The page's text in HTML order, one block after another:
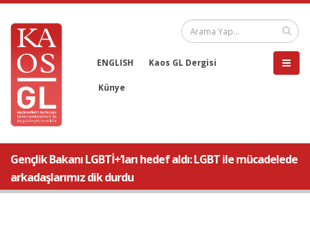
ENGLISH Kaos GL Dergisi
Künye
Gençlik Bakanı LGBTİ+’ları hedef aldı: LGBT ile mücadelede
arkadaşlarımız dik durdu